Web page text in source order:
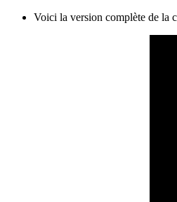
Voici la version complète de la